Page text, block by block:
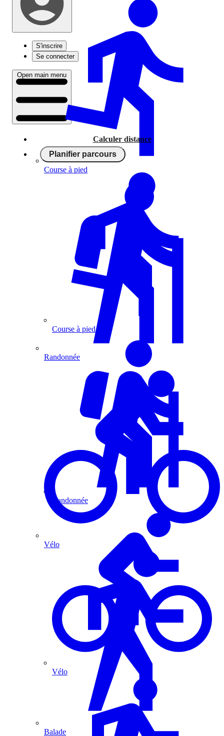
S'inscrire
Se connecter
Open main menu
Calculer distance
Planifier parcours
Course à pied
Randonnée
Vélo
Course à pied
Randonnée
Vélo
Balade